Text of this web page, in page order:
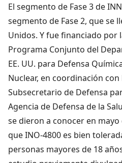
El segmento de Fase 3 de
segmento de Fase 2, que se
Unidos. Y fue financiado por
Programa Conjunto del
EE. UU. para Defensa
Nuclear, en coordinación
Subsecretario de Defensa
Agencia de Defensa de la
se dieron a conocer en
que INO-4800 es bien
personas mayores de 18